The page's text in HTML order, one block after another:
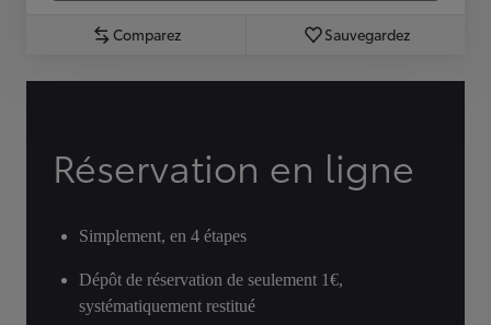
Comparez Sauvegardez
Réservation en ligne
Simplement, en 4 étapes
Dépôt de réservation de seulement 1€,
systématiquement restitué